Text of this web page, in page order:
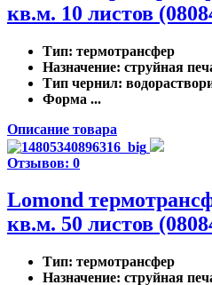
кв.м. 10 листов
Тип: термотрансфер
Назначение: струйная
Тип чернил:
Форма ...
Описание товара
Отзывов: 0
Lomond
кв.м. 50 листов
Тип: термотрансфер
Назначение: струйная